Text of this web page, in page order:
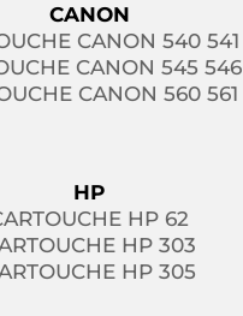
CANON
CANON 540 541
CANON 545 546
CANON 560 561
HP
HP 62
HP 303
HP 305